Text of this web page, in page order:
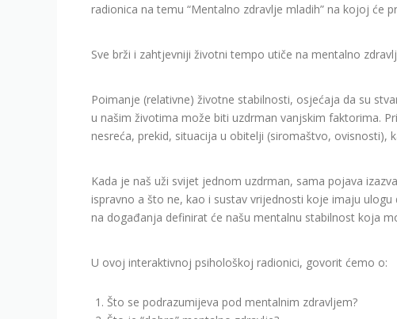
radionica na temu “Mentalno zdravlje mladih” na kojoj će
Sve brži i zahtjevniji životni tempo utiče na mentalno
Poimanje (relativne) životne stabilnosti, osjećaja da su
u našim životima može biti uzdrman vanjskim faktorima.
nesreća, prekid, situacija u obitelji (siromaštvo, ovisnosti),
Kada je naš uži svijet jednom uzdrman, sama pojava
ispravno a što ne, kao i sustav vrijednosti koje imaju
na događanja definirat će našu mentalnu stabilnost koja
U ovoj interaktivnoj psihološkoj radionici, govorit ćemo o:
Što se podrazumijeva pod mentalnim zdravljem?